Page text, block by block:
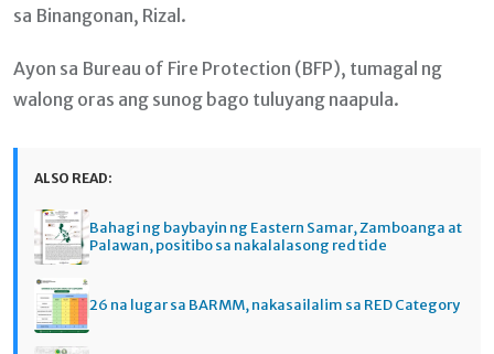
sa Binangonan, Rizal.
Ayon sa Bureau of Fire Protection (BFP), tumagal ng
walong oras ang sunog bago tuluyang naapula.
ALSO READ:
Bahagi ng baybayin ng Eastern Samar, Zamboanga at
Palawan, positibo sa nakalalasong red tide
26 na lugar sa BARMM, nakasailalim sa RED Category